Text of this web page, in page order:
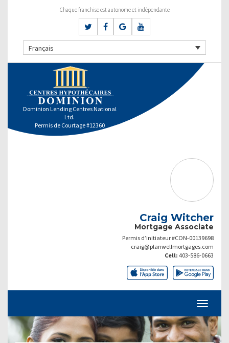
Chaque franchise est autonome et indépendante
Français
Dominion Lending Centres National
Ltd.
Permis de Courtage #12360
Craig Witcher
Mortgage Associate
Permis d’initiateur #CON-00139698
craig@planwellmortgages.com
Cell: 403-586-0663